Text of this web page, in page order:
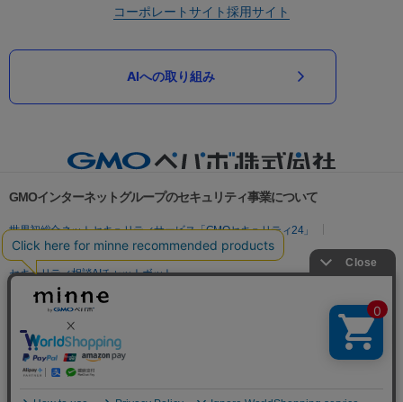
コーポレートサイト採用サイト
AIへの取り組み
GMOインターネットグループのセキュリティ事業について
世界初総合ネットセキュリティサービス「GMOセキュリティ24」
パスワード漏洩診断
Webサイトリスク診断
セキュリティ相談AIチャットボット
実在証明・盗聴対策
サイバー攻撃対策（GMO Flatt Security）
セキュリティ事業の軌跡